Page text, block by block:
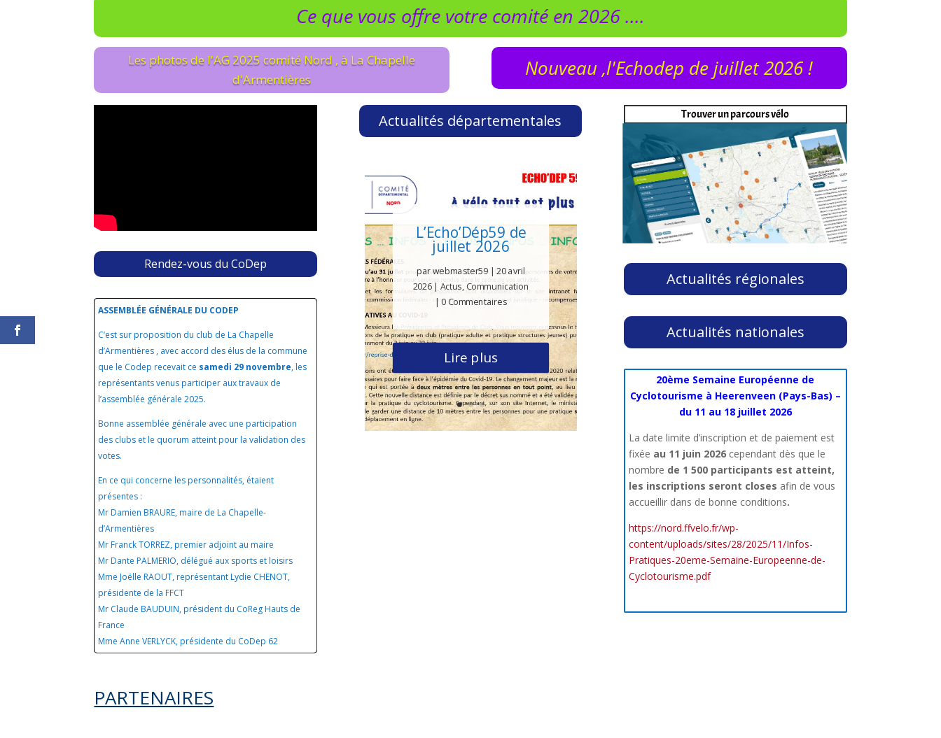
Ce que vous offre votre comité en 2026 ....
Les photos de l'AG 2025 comité Nord , à La Chapelle
d'Armentières
Nouveau ,l'Echodep de juillet 2026 !
Rendez-vous du CoDep
ASSEMBLÉE GÉNÉRALE DU CODEP
C’est sur proposition du club de La Chapelle
d’Armentières , avec accord des élus de la commune
que le Codep recevait ce samedi 29 novembre, les
représentants venus participer aux travaux de
l’assemblée générale 2025.
Bonne assemblée générale avec une participation
des clubs et le quorum atteint pour la validation des
votes.
En ce qui concerne les personnalités, étaient
présentes :
Mr Damien BRAURE, maire de La Chapelle-
d’Armentières
Mr Franck TORREZ, premier adjoint au maire
Mr Dante PALMERIO, délégué aux sports et loisirs
Mme Joëlle RAOUT, représentant Lydie CHENOT,
présidente de la FFCT
Mr Claude BAUDUIN, président du CoReg Hauts de
France
Mme Anne VERLYCK, présidente du CoDep 62
Actualités départementales
L’Echo’Dép59 de
juillet 2026
parwebmaster59| 20 avril
2026| Actus Communication
| 0 Commentaires
Lire plus
Trouver un parcours vélo
Actualités régionales
Actualités nationales
20ème Semaine Européenne de
Cyclotourisme à Heerenveen (Pays-Bas) –
du 11 au 18 juillet 2026
La date limite d’inscription et de paiement est
fixée au 11 juin 2026 cependant dès que le
nombre de 1 500 participants est atteint,
les inscriptions seront closes afin de vous
accueillir dans de bonne conditions.
https://nord.ffvelo.fr/wp-
content/uploads/sites/28/2025/11/Infos-
Pratiques-20eme-Semaine-Europeenne-de-
Cyclotourisme.pdf
PARTENAIRES